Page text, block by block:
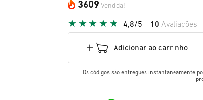
3609 Vendida!
4,8/5 10 Avaliações
Adicionar ao carrinho
Os códigos são entregues instantaneamente